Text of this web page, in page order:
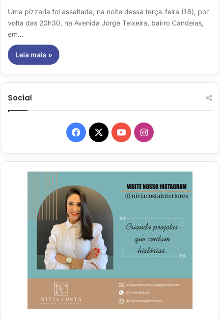
Uma pizzaria foi assaltada, na noite dessa terça-feira (16), por
volta das 20h30, na Avenida Jorge Teixeira, bairro Candeias,
em…
Leia mais »
Social
Facebook
X YouTubeInstagram